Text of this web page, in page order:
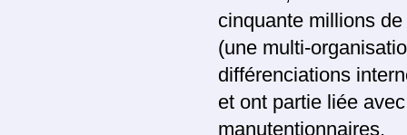
cinquante millions
(une multi-
différenciations
et ont partie liée
manutentionnaires.